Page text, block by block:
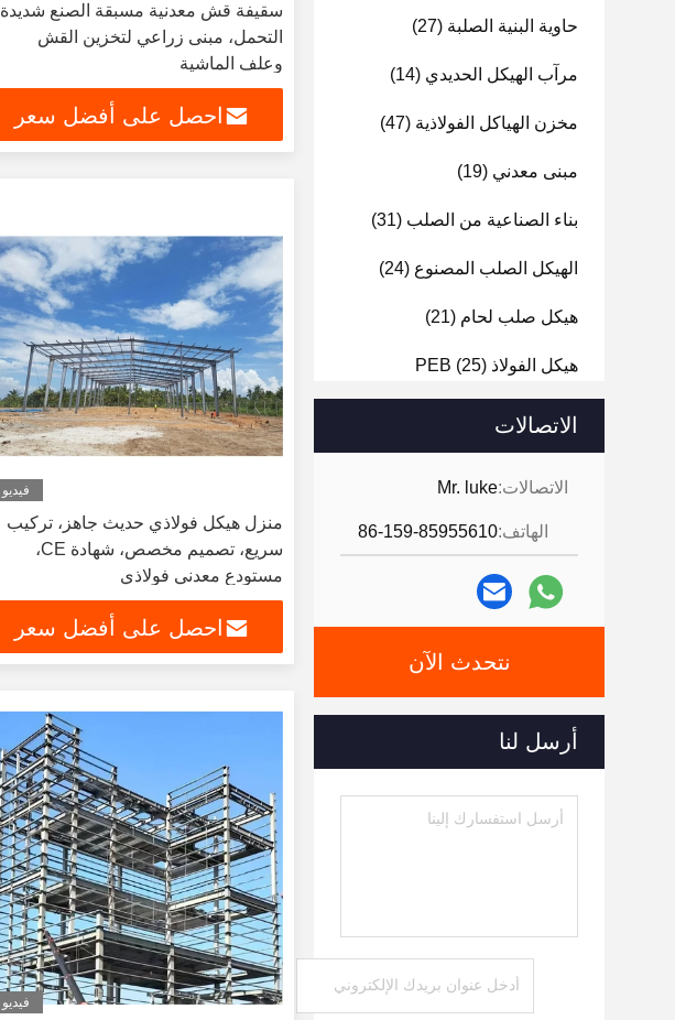
حاوية البنية الصلبة (27)
مرآب الهيكل الحديدي (14)
مخزن الهياكل الفولاذية (47)
مبنى معدني (19)
بناء الصناعية من الصلب (31)
الهيكل الصلب المصنوع (24)
هيكل صلب لحام (21)
هيكل الفولاذ PEB (25)
هيكل فولاذي مجلفن
الاتصالات
الاتصالات:Mr. luke
الهاتف:86-159-85955610
نتحدث الآن
أرسل لنا
سقيفة قش معدنية مسبقة الصنع شديدة
التحمل، مبنى زراعي لتخزين القش
وعلف الماشية
احصل على أفضل سعر
فيديو
منزل هيكل فولاذي حديث جاهز، تركيب
سريع، تصميم مخصص، شهادة CE،
مستودع معدني فولاذي
احصل على أفضل سعر
فيديو